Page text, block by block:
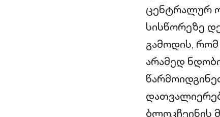
ცენტრალურ
სისწორეზე
გამოდის,
არამედ
ბლოკჩეინის